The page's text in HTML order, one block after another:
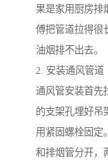
果是家用厨房排
傅把管道拉得很
油烟排不出去。
2. 安装通风管道
通风管安装首先
的支架孔埋好吊
用紧固螺栓固定
和排烟管分开，